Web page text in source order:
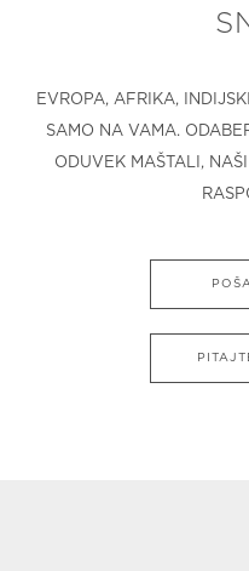
EVROPA, AFRIKA,
SAMO NA VAMA.
ODUVEK MAŠTALI,